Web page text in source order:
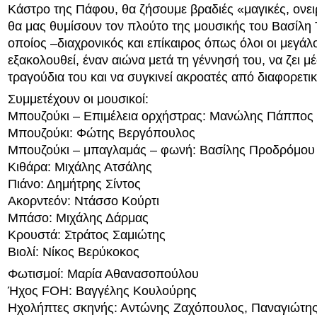
Κάστρο της Πάφου, θα ζήσουμε βραδιές «μαγικές,
θα μας θυμίσουν τον πλούτο της μουσικής του Βασίλη
οποίος –διαχρονικός και επίκαιρος όπως όλοι οι
εξακολουθεί, έναν αιώνα μετά τη γέννησή του, να ζει
τραγούδια του και να συγκινεί ακροατές από
Συμμετέχουν οι μουσικοί:
Μπουζούκι – Επιμέλεια ορχήστρας: Μανώλης Πάππος
Μπουζούκι: Φώτης Βεργόπουλος
Μπουζούκι – μπαγλαμάς – φωνή: Βασίλης Προδρόμου
Κιθάρα: Μιχάλης Ατσάλης
Πιάνο: Δημήτρης Σίντος
Ακορντεόν: Ντάσσο Κούρτι
Μπάσο: Μιχάλης Δάρμας
Κρουστά: Στράτος Σαμιώτης
Bιολί: Νίκος Βερύκοκος
Φωτισμοί: Μαρία Αθανασοπούλου
Ήχος FOH: Βαγγέλης Κουλούρης
Ηχολήπτες σκηνής: Αντώνης Ζαχόπουλος,